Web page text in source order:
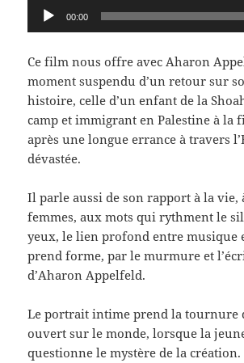
Lecteur
audio
00:00
Ce film nous offre avec Aharon
moment suspendu d’un retour sur
histoire, celle d’un enfant de la
camp et immigrant en Palestine à la
après une longue errance à travers
dévastée.
Il parle aussi de son rapport à la vie,
femmes, aux mots qui rythment le
yeux, le lien profond entre musique
prend forme, par le murmure et
d’Aharon Appelfeld.
Le portrait intime prend la tournure
ouvert sur le monde, lorsque la
questionne le mystère de la création.